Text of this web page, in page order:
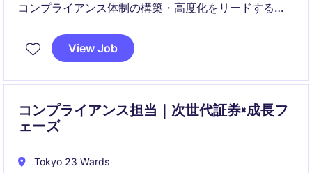
コンプライアンス体制の構築・高度化をリードするポ
規制対応から組織全体のリスク文化醸成まで幅広く担
View Job
コンプライアンス担当｜次世代証券×成長フ
ェーズ
Tokyo 23 Wards